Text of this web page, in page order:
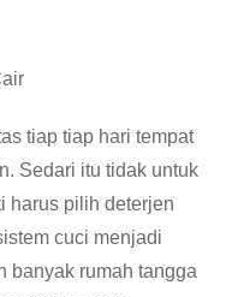
tiap tiap hari tempat
Sedari itu tidak untuk
harus pilih deterjen
cuci menjadi
banyak rumah tangga